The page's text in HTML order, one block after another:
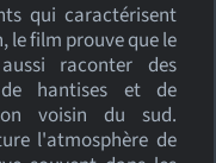
qui caractérisent
le film prouve que le
raconter des
hantises et de
voisin du sud.
l'atmosphère de